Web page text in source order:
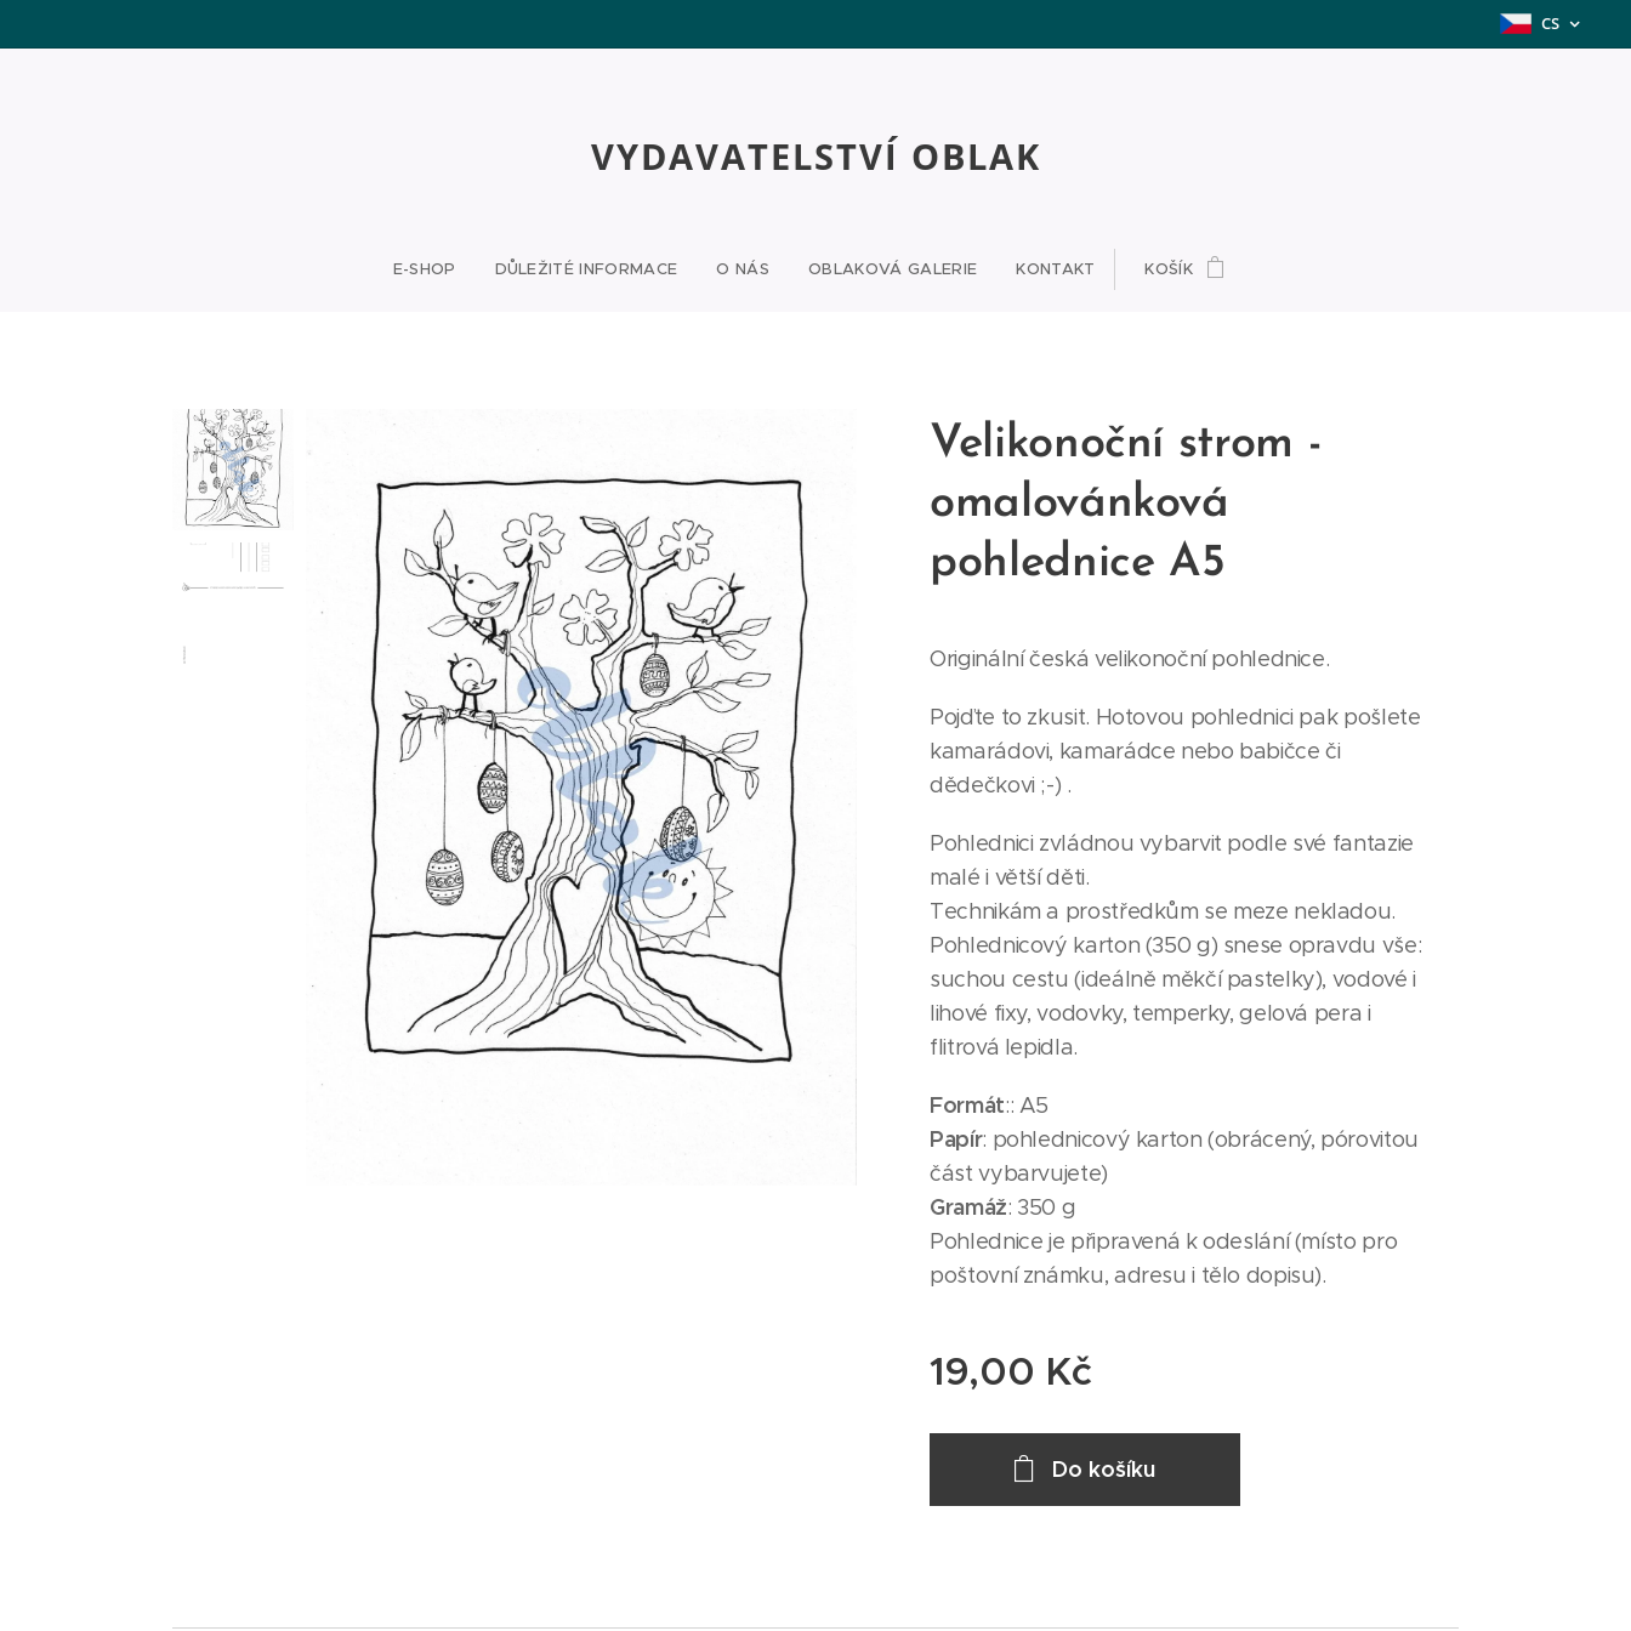
CS
VYDAVATELSTVÍ OBLAK
E-SHOP DŮLEŽITÉ INFORMACE O NÁS OBLAKOVÁ GALERIE KONTAKT KOŠÍK
Velikonoční strom -
omalovánková
pohlednice A5
Originální česká velikonoční pohlednice.
Pojďte to zkusit. Hotovou pohlednici pak pošlete
kamarádovi, kamarádce nebo babičce či
dědečkovi ;-) .
Pohlednici zvládnou vybarvit podle své fantazie
malé i větší děti.
Technikám a prostředkům se meze nekladou.
Pohlednicový karton (350 g) snese opravdu vše:
suchou cestu (ideálně měkčí pastelky), vodové i
lihové fixy, vodovky, temperky, gelová pera i
flitrová lepidla.
Formát:: A5
Papír: pohlednicový karton (obrácený, pórovitou
část vybarvujete)
Gramáž: 350 g
Pohlednice je připravená k odeslání (místo pro
poštovní známku, adresu i tělo dopisu).
19,00 Kč
Do košíku